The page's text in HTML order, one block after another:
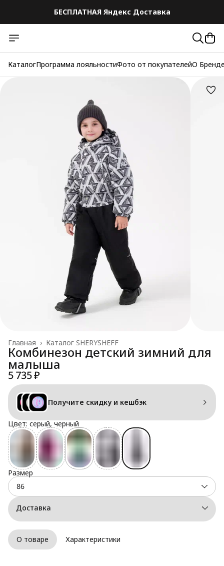
БЕСПЛАТНАЯ Яндекс Доставка
КаталогПрограмма лояльностиФото от покупателейО
Каталог SHERYSHEFF
Главная ›
Комбинезон детский зимний для
малыша
5 735 ₽
Получите скидку и кешбэк
Цвет: серый, черный
Размер
86
Доставка
О товаре Характеристики